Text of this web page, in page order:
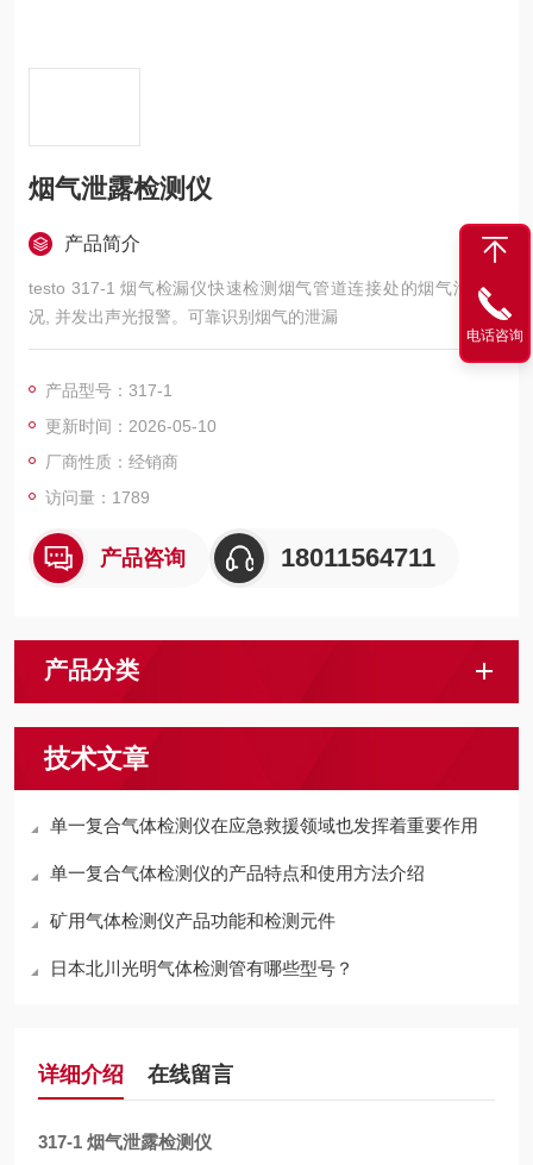
烟气泄露检测仪
产品简介
testo 317-1 烟气检漏仪快速检测烟气管道连接处的烟气泄露情
况, 并发出声光报警。可靠识别烟气的泄漏
产品型号：317-1
更新时间：2026-05-10
厂商性质：经销商
访问量：1789
产品咨询 18011564711
产品分类
技术文章
单一复合气体检测仪在应急救援领域也发挥着重要作用
单一复合气体检测仪的产品特点和使用方法介绍
矿用气体检测仪产品功能和检测元件
日本北川光明气体检测管有哪些型号？
详细介绍 在线留言
317-1 烟气泄露检测仪
电话咨询